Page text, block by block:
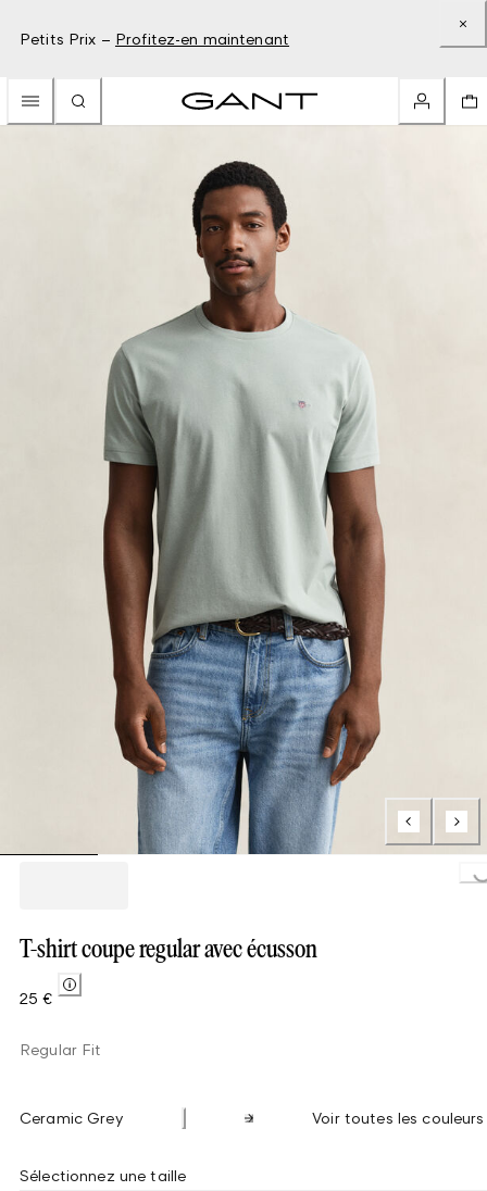
Petits Prix – Profitez-en maintenant
Loading...
T-shirt coupe regular avec écusson
25 €
Regular Fit
Ceramic Grey Voir toutes les couleurs
Sélectionnez une taille